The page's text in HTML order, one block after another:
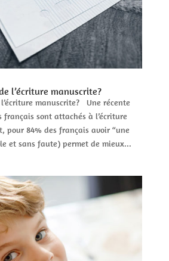
l’écriture manuscrite?
manuscrite? Une récente
français sont attachés à l’écriture
pour 84% des français avoir “une
et sans faute) permet de mieux...